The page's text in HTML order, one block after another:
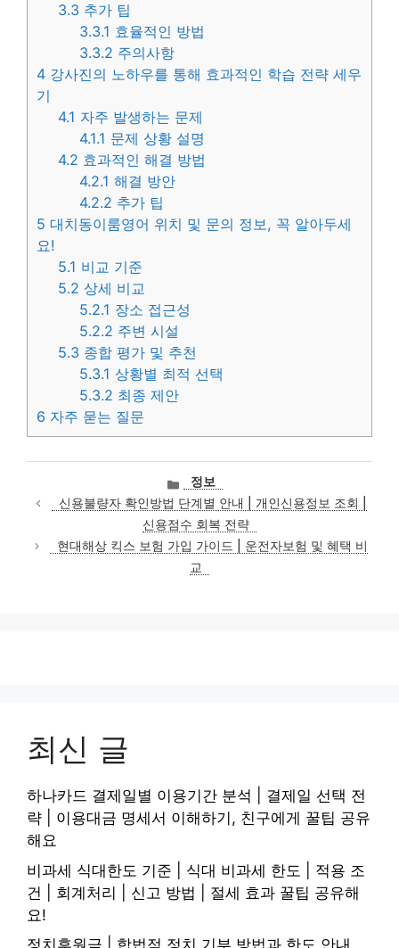
3.3 추가 팁
3.3.1 효율적인 방법
3.3.2 주의사항
4 강사진의 노하우를 통해 효과적인 학습 전략 세우
기
4.1 자주 발생하는 문제
4.1.1 문제 상황 설명
4.2 효과적인 해결 방법
4.2.1 해결 방안
4.2.2 추가 팁
5 대치동이룸영어 위치 및 문의 정보, 꼭 알아두세
요!
5.1 비교 기준
5.2 상세 비교
5.2.1 장소 접근성
5.2.2 주변 시설
5.3 종합 평가 및 추천
5.3.1 상황별 최적 선택
5.3.2 최종 제안
6 자주 묻는 질문
카
테
고
리
정보
신용불량자 확인방법 단계별 안내 | 개인신용정보 조회 |
신용점수 회복 전략
현대해상 킥스 보험 가입 가이드 | 운전자보험 및 혜택 비
교
최신 글
하나카드 결제일별 이용기간 분석 | 결제일 선택 전
략 | 이용대금 명세서 이해하기, 친구에게 꿀팁 공유
해요
비과세 식대한도 기준 | 식대 비과세 한도 | 적용 조
건 | 회계처리 | 신고 방법 | 절세 효과 꿀팁 공유해
요!